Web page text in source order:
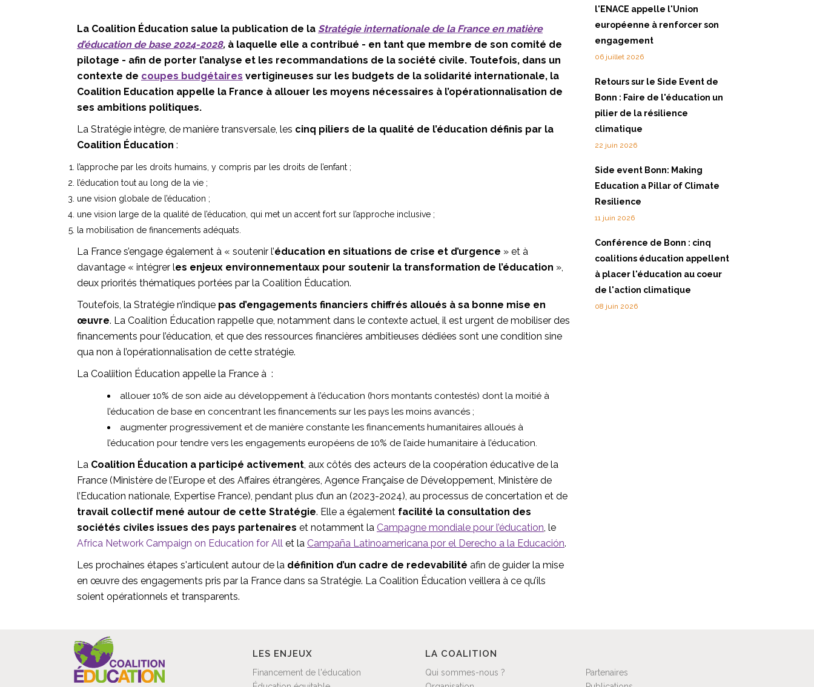
La Coalition Éducation salue la publication de la Stratégie internationale de la France en matière
d’éducation de base 2024-2028, à laquelle elle a contribué - en tant que membre de son comité de
pilotage - afin de porter l’analyse et les recommandations de la société civile. Toutefois, dans un
contexte de coupes budgétaires vertigineuses sur les budgets de la solidarité internationale, la
Coalition Education appelle la France à allouer les moyens nécessaires à l’opérationnalisation de
ses ambitions politiques.
La Stratégie intègre, de manière transversale, les cinq piliers de la qualité de l’éducation définis par la
Coalition Éducation :
l’approche par les droits humains, y compris par les droits de l’enfant ;
l’éducation tout au long de la vie ;
une vision globale de l’éducation ;
une vision large de la qualité de l’éducation, qui met un accent fort sur l’approche inclusive ;
la mobilisation de financements adéquats.
La France s’engage également à « soutenir l’éducation en situations de crise et d’urgence » et à
davantage « intégrer les enjeux environnementaux pour soutenir la transformation de l’éducation »,
deux priorités thématiques portées par la Coalition Éducation.
Toutefois, la Stratégie n’indique pas d’engagements financiers chiffrés alloués à sa bonne mise en
œuvre. La Coalition Éducation rappelle que, notamment dans le contexte actuel, il est urgent de mobiliser des
financements pour l’éducation, et que des ressources financières ambitieuses dédiées sont une condition sine
qua non à l’opérationnalisation de cette stratégie.
La Coaliition Éducation appelle la France à :
allouer 10% de son aide au développement à l’éducation (hors montants contestés) dont la moitié à
l’éducation de base en concentrant les financements sur les pays les moins avancés ;
augmenter progressivement et de manière constante les financements humanitaires alloués à
l’éducation pour tendre vers les engagements européens de 10% de l’aide humanitaire à l’éducation.
La Coalition Éducation a participé activement, aux côtés des acteurs de la coopération éducative de la
France (Ministère de l’Europe et des Affaires étrangères, Agence Française de Développement, Ministère de
l’Education nationale, Expertise France), pendant plus d’un an (2023-2024), au processus de concertation et de
travail collectif mené autour de cette Stratégie. Elle a également facilité la consultation des
sociétés civiles issues des pays partenaires et notamment la Campagne mondiale pour l’éducation, le
Africa Network Campaign on Education for All et la Campaña Latinoamericana por el Derecho a la Educación.
Les prochaines étapes s'articulent autour de la définition d’un cadre de redevabilité afin de guider la mise
en œuvre des engagements pris par la France dans sa Stratégie. La Coalition Éducation veillera à ce qu’ils
soient opérationnels et transparents.
l'ENACE appelle l'Union
européenne à renforcer son
engagement
06 juillet 2026
Retours sur le Side Event de
Bonn : Faire de l'éducation un
pilier de la résilience
climatique
22 juin 2026
Side event Bonn: Making
Education a Pillar of Climate
Resilience
11 juin 2026
Conférence de Bonn : cinq
coalitions éducation appellent
à placer l'éducation au coeur
de l'action climatique
08 juin 2026
LES ENJEUX
Financement de l'éducation
LA COALITION
Qui sommes-nous ?
Partenaires